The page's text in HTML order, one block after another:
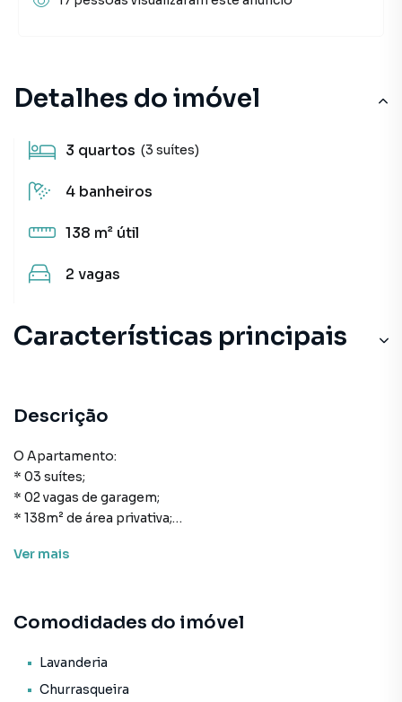
Detalhes do imóvel
3 quartos (3 suítes)
4 banheiros
138 m² útil
2 vagas
Características principais
Descrição
O Apartamento:
* 03 suítes;
* 02 vagas de garagem;
* 138m² de área privativa;
* Área de serviço;
* Churrasqueira.
O Empreendimento / Área de lazer:
* Sala de jogos;
Ver mais
Comodidades do imóvel
Lavanderia
Churrasqueira